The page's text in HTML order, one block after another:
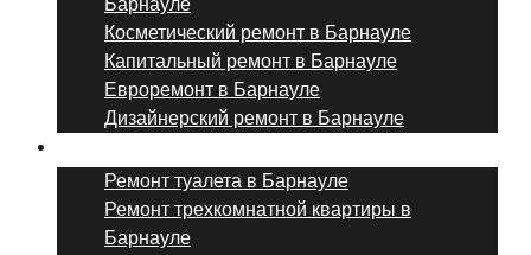
Барнауле
Косметический ремонт в Барнауле
Капитальный ремонт в Барнауле
Евроремонт в Барнауле
Дизайнерский ремонт в Барнауле
Ремонт туалета в Барнауле
Ремонт трехкомнатной квартиры в
Барнауле